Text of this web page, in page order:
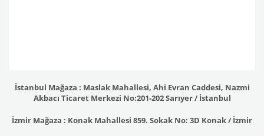
İstanbul Mağaza : Maslak Mahallesi, Ahi Evran Caddesi, Nazmi
Akbacı Ticaret Merkezi No:201-202 Sarıyer / İstanbul
İzmir Mağaza : Konak Mahallesi 859. Sokak No: 3D Konak / İzmir